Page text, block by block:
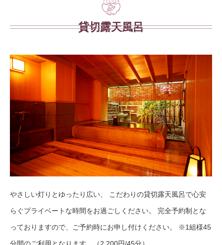
貸切露天風呂
やさしい灯りとゆったり広い、 こだわりの貸切露天風呂で心安
らぐプライベートな時間をお過ごしください。 完全予約制とな
っておりますので、ご予約時にお申し付けください。 ※1組様45